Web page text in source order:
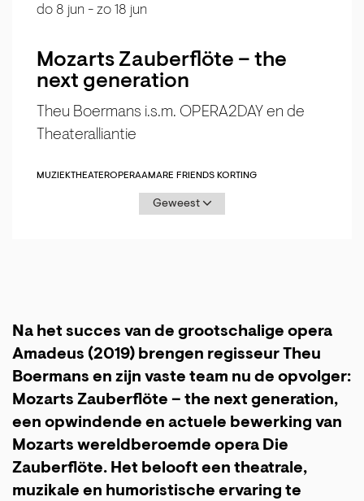
Mozarts Zauberflöte – the
next generation
Theu Boermans i.s.m. OPERA2DAY en de
Theateralliantie
do 8 jun - zo 18 jun
MUZIEKTHEATEROPERAAMARE FRIENDS KORTING
Geweest
Na het succes van de grootschalige opera
Amadeus (2019) brengen regisseur Theu
Boermans en zijn vaste team nu de opvolger:
Mozarts Zauberflöte – the next generation,
een opwindende en actuele bewerking van
Mozarts wereldberoemde opera Die
Zauberflöte. Het belooft een theatrale,
muzikale en humoristische ervaring te